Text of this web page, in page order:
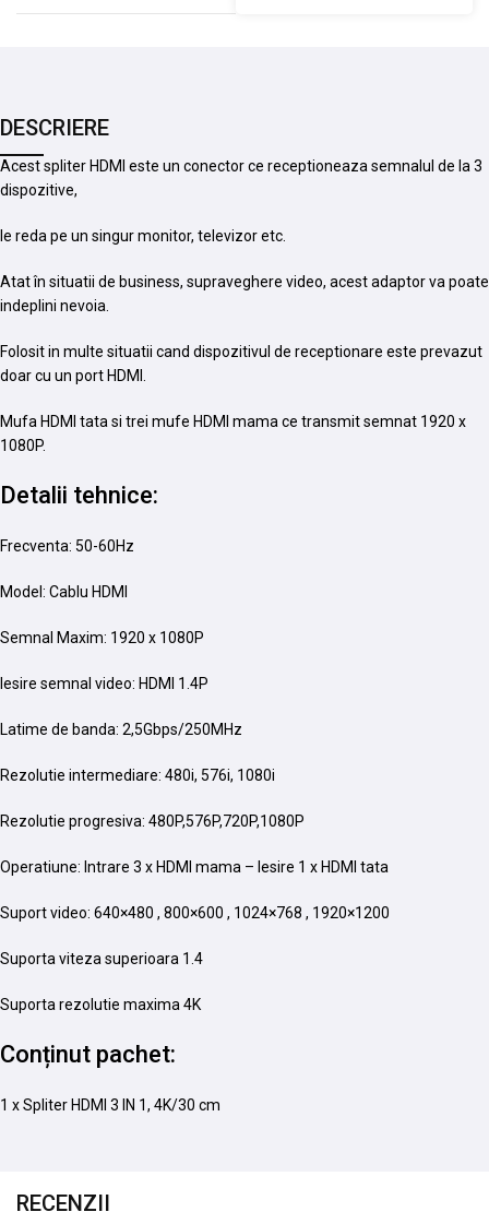
DESCRIERE
Acest spliter HDMI este un conector ce receptioneaza semnalul de la 3
dispozitive,
le reda pe un singur monitor, televizor etc.
Atat în situatii de business, supraveghere video, acest adaptor va poate
indeplini nevoia.
Folosit in multe situatii cand dispozitivul de receptionare este prevazut
doar cu un port HDMI.
Mufa HDMI tata si trei mufe HDMI mama ce transmit semnat 1920 x
1080P.
Detalii tehnice:
Frecventa: 50-60Hz
Model: Cablu HDMI
Semnal Maxim: 1920 x 1080P
Iesire semnal video: HDMI 1.4P
Latime de banda: 2,5Gbps/250MHz
Rezolutie intermediare: 480i, 576i, 1080i
Rezolutie progresiva: 480P,576P,720P,1080P
Operatiune: Intrare 3 x HDMI mama – Iesire 1 x HDMI tata
Suport video: 640×480 , 800×600 , 1024×768 , 1920×1200
Suporta viteza superioara 1.4
Suporta rezolutie maxima 4K
Conținut pachet:
1 x Spliter HDMI 3 IN 1, 4K/30 cm
RECENZII